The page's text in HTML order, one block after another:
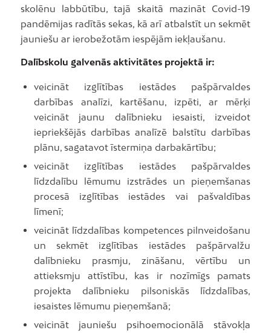
skolēnu labbūtību, tajā skaitā mazināt Covid-19
pandēmijas radītās sekas, kā arī atbalstīt un sekmēt
jauniešu ar ierobežotām iespējām iekļaušanu.
Dalībskolu galvenās aktivitātes projektā ir:
veicināt izglītības iestādes pašpārvaldes
darbības analīzi, kartēšanu, izpēti, ar mērķi
veicināt jaunu dalībnieku iesaisti, izveidot
iepriekšējās darbības analīzē balstītu darbības
plānu, sagatavot īstermiņa darbakārtību;
veicināt izglītības iestādes pašpārvaldes
līdzdalību lēmumu izstrādes un pieņemšanas
procesā izglītības iestādes vai pašvaldības
līmenī;
veicināt līdzdalības kompetences pilnveidošanu
un sekmēt izglītības iestādes pašpārvalžu
dalībnieku prasmju, zināšanu, vērtību un
attieksmju attīstību, kas ir nozīmīgs pamats
projekta dalībnieku pilsoniskās līdzdalības,
iesaistes lēmumu pieņemšanā;
veicināt jauniešu psihoemocionālā stāvokļa